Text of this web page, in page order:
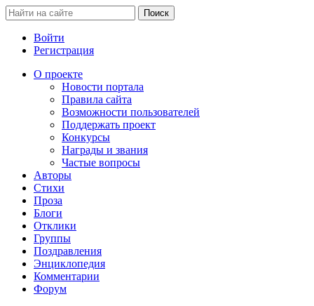
Войти
Регистрация
О проекте
Новости портала
Правила сайта
Возможности пользователей
Поддержать проект
Конкурсы
Награды и звания
Частые вопросы
Авторы
Стихи
Проза
Блоги
Отклики
Группы
Поздравления
Энциклопедия
Комментарии
Форум